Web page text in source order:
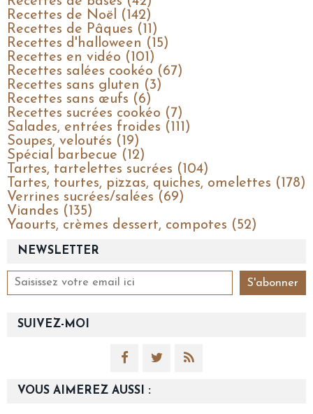
NEWSLETTER
SUIVEZ-MOI
VOUS AIMEREZ AUSSI :
Recettes de Noël (142)
Recettes de Pâques (11)
Recettes d'halloween (15)
Recettes en vidéo (101)
Recettes salées cookéo (67)
Recettes sans gluten (3)
Recettes sans œufs (6)
Recettes sucrées cookéo (7)
Salades, entrées froides (111)
Soupes, veloutés (19)
Spécial barbecue (12)
Tartes, tartelettes sucrées (104)
Tartes, tourtes, pizzas, quiches, omelettes (178)
Verrines sucrées/salées (69)
Viandes (135)
Yaourts, crèmes dessert, compotes (52)